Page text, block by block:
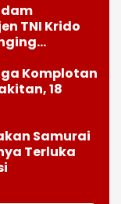
TNI Krido
Komplotan
18
Samurai
Terluka